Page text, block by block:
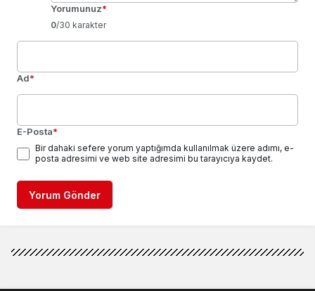
Yorumunuz*
0/30 karakter
Ad*
E-Posta*
Bir dahaki sefere yorum yaptığımda kullanılmak üzere adımı, e-
posta adresimi ve web site adresimi bu tarayıcıya kaydet.
Yorum Gönder